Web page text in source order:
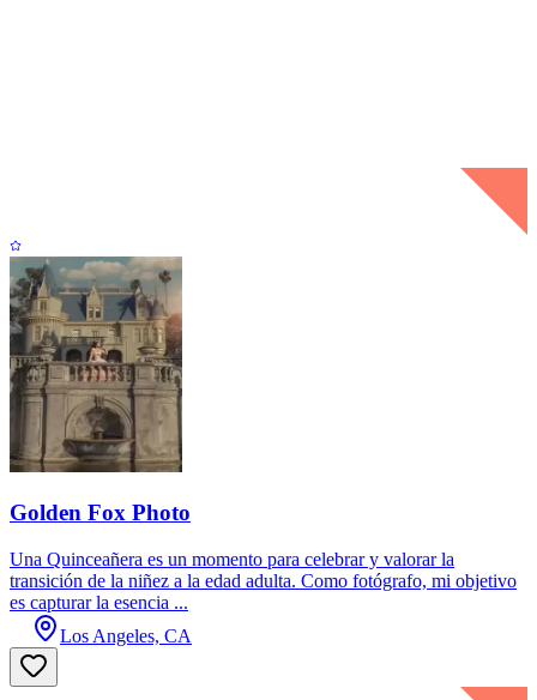
Golden Fox Photo
Una Quinceañera es un momento para celebrar y valorar la
transición de la niñez a la edad adulta. Como fotógrafo, mi objetivo
es capturar la esencia ...
Los Angeles, CA